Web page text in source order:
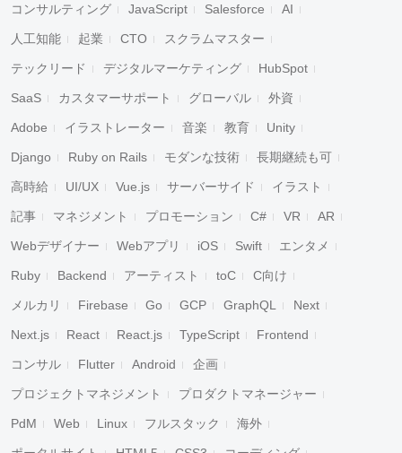
コンサルティング JavaScript Salesforce AI
人工知能 起業 CTO スクラムマスター
テックリード デジタルマーケティング HubSpot
SaaS カスタマーサポート グローバル 外資
Adobe イラストレーター 音楽 教育 Unity
Django Ruby on Rails モダンな技術 長期継続も可
高時給 UI/UX Vue.js サーバーサイド イラスト
記事 マネジメント プロモーション C# VR AR
Webデザイナー Webアプリ iOS Swift エンタメ
Ruby Backend アーティスト toC C向け
メルカリ Firebase Go GCP GraphQL Next
Next.js React React.js TypeScript Frontend
コンサル Flutter Android 企画
プロジェクトマネジメント プロダクトマネージャー
PdM Web Linux フルスタック 海外